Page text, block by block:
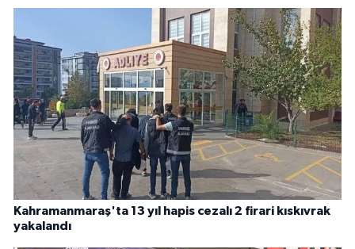
Kahramanmaraş'ta 13 yıl hapis cezalı 2 firari kıskıvrak
yakalandı